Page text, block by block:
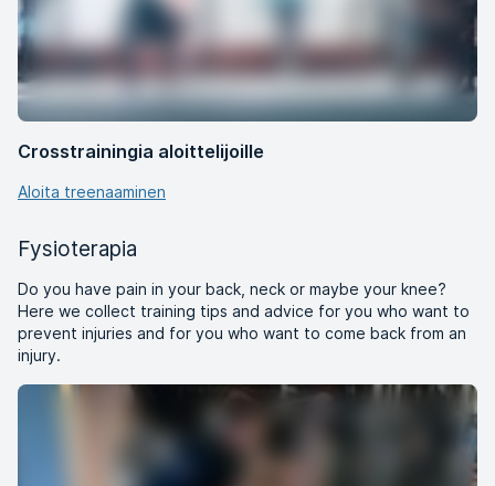
Crosstrainingia aloittelijoille
Aloita treenaaminen
Fysioterapia
Do you have pain in your back, neck or maybe your knee?
Here we collect training tips and advice for you who want to
prevent injuries and for you who want to come back from an
injury.